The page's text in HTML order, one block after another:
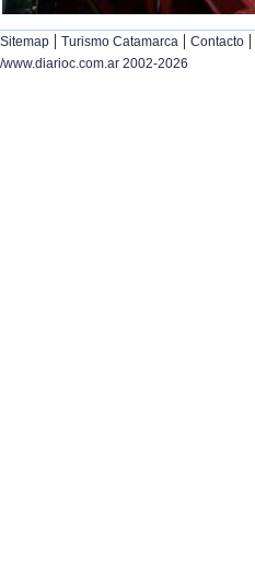
Sitemap | Turismo Catamarca | Contacto |
/www.diarioc.com.ar 2002-2026